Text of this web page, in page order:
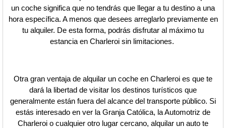
un coche significa que no tendrás que llegar a tu destino a una
hora específica. A menos que desees arreglarlo previamente en
tu alquiler. De esta forma, podrás disfrutar al máximo tu
estancia en Charleroi sin limitaciones.
Otra gran ventaja de alquilar un coche en Charleroi es que te
dará la libertad de visitar los destinos turísticos que
generalmente están fuera del alcance del transporte público. Si
estás interesado en ver la Granja Católica, la Automotriz de
Charleroi o cualquier otro lugar cercano, alquilar un auto te